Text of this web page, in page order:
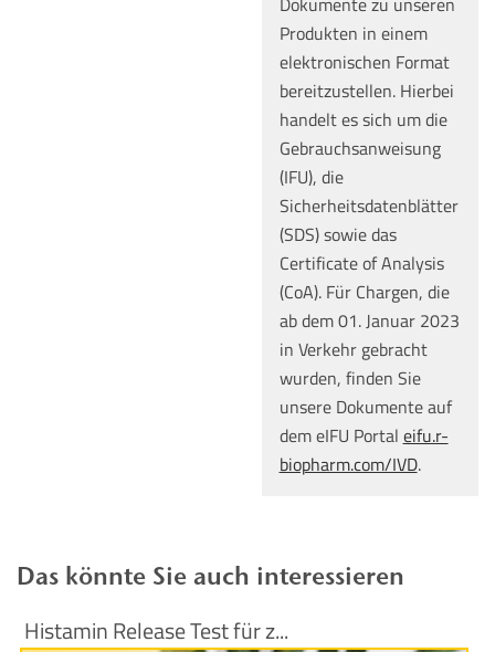
Produkten in einem
elektronischen Format
bereitzustellen. Hierbei
handelt es sich um die
Gebrauchsanweisung
(IFU), die
Sicherheitsdatenblätter
(SDS) sowie das
Certificate of Analysis
(CoA). Für Chargen, die
ab dem 01. Januar 2023
in Verkehr gebracht
wurden, finden Sie
unsere Dokumente auf
dem eIFU Portal eifu.r-
biopharm.com/IVD.
Das könnte Sie auch interessieren
Histamin Release Test für z...